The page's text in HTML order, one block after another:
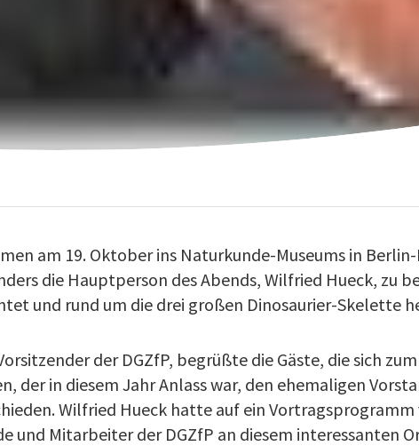
am 19. Oktober ins Naturkunde-Museums in
die Hauptperson des Abends, Wilfried Hueck, zu
und rund um die drei großen Dinosaurier-Skelette
der DGZfP, begrüßte die Gäste, die sich
der in diesem Jahr Anlass war, den ehemaligen
Wilfried Hueck hatte auf ein
und Mitarbeiter der DGZfP an diesem interessanten